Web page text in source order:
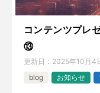
コンテンツプレ
⑬
更新日： 2025年10月4
blog
お知らせ